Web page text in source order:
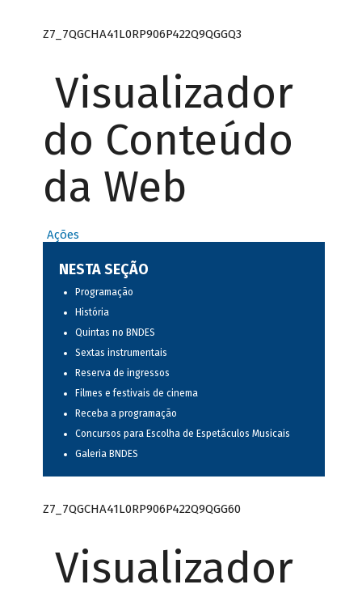
Z7_7QGCHA41L0RP906P422Q9QGGQ3
Visualizador
do Conteúdo
da Web
Ações
NESTA SEÇÃO
Programação
História
Quintas no BNDES
Sextas instrumentais
Reserva de ingressos
Filmes e festivais de cinema
Receba a programação
Concursos para Escolha de Espetáculos Musicais
Galeria BNDES
Z7_7QGCHA41L0RP906P422Q9QGG60
Visualizador